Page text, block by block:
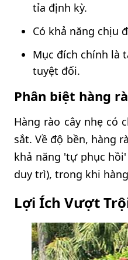
tỉa định kỳ.
Có khả năng chịu
Mục đích chính là
tuyệt đối.
Phân biệt hàng
Hàng rào cây nhẹ có
sắt. Về độ bền, hàng
khả năng 'tự phục
duy trì), trong khi
Lợi Ích Vượt